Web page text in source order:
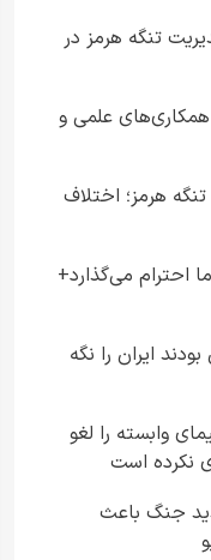
تنگه هرمز در
علمی و
تنگه هرمز؛ اختلاف
احترام می‌گذارد+
ایران را نگه
وابسته را لغو
نکرده است
جنگ باعث